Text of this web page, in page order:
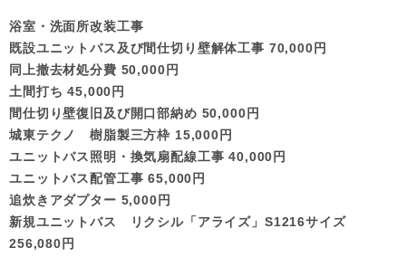
浴室・洗面所改装工事
既設ユニットバス及び間仕切り壁解体工事 70,000円
同上撤去材処分費 50,000円
土間打ち 45,000円
間仕切り壁復旧及び開口部納め 50,000円
城東テクノ 樹脂製三方枠 15,000円
ユニットバス照明・換気扇配線工事 40,000円
ユニットバス配管工事 65,000円
追炊きアダプター 5,000円
新規ユニットバス リクシル「アライズ」S1216サイズ
256,080円